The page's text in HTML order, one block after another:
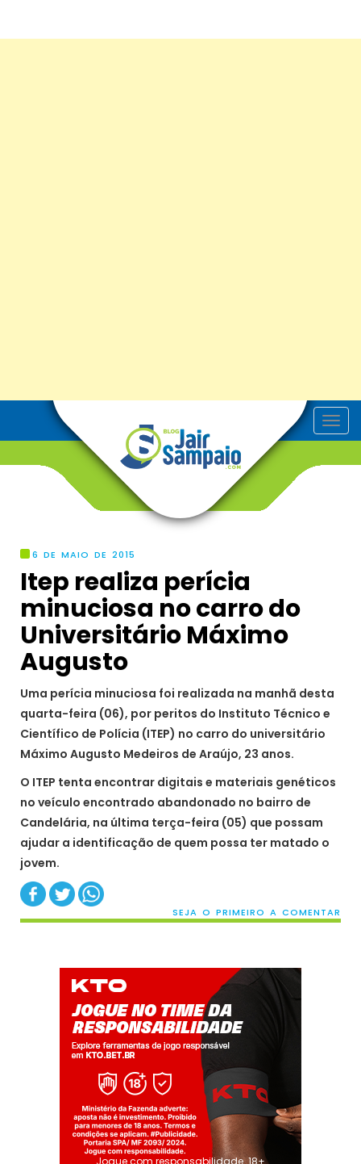
T
o
6 DE MAIO DE 2015
Itep realiza perícia
minuciosa no carro do
Universitário Máximo
Augusto
Uma perícia minuciosa foi realizada na manhã desta
quarta-feira (06), por peritos do Instituto Técnico e
Científico de Polícia (ITEP) no carro do universitário
Máximo Augusto Medeiros de Araújo, 23 anos.
O ITEP tenta encontrar digitais e materiais genéticos
no veículo encontrado abandonado no bairro de
Candelária, na última terça-feira (05) que possam
ajudar a identificação de quem possa ter matado o
jovem.
SEJA O PRIMEIRO A COMENTAR